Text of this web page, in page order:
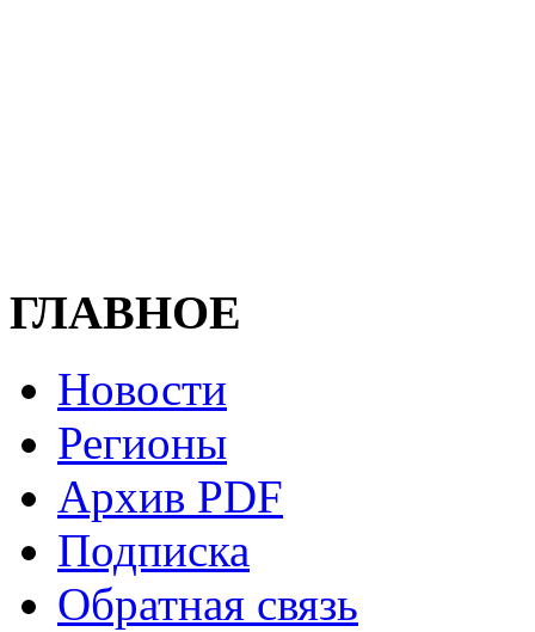
ГЛАВНОЕ
Новости
Регионы
Архив PDF
Подписка
Обратная связь